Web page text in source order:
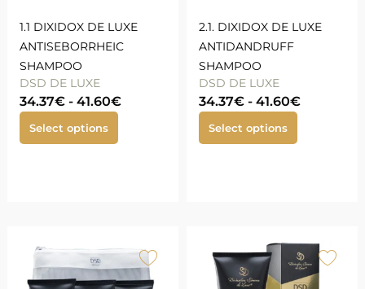
1.1 DIXIDOX DE LUXE
ANTISEBORRHEIC
SHAMPOO
DSD DE LUXE
34.37€- 41.60€
Select options
2.1. DIXIDOX DE LUXE
ANTIDANDRUFF
SHAMPOO
DSD DE LUXE
34.37€ - 41.60€
Select options